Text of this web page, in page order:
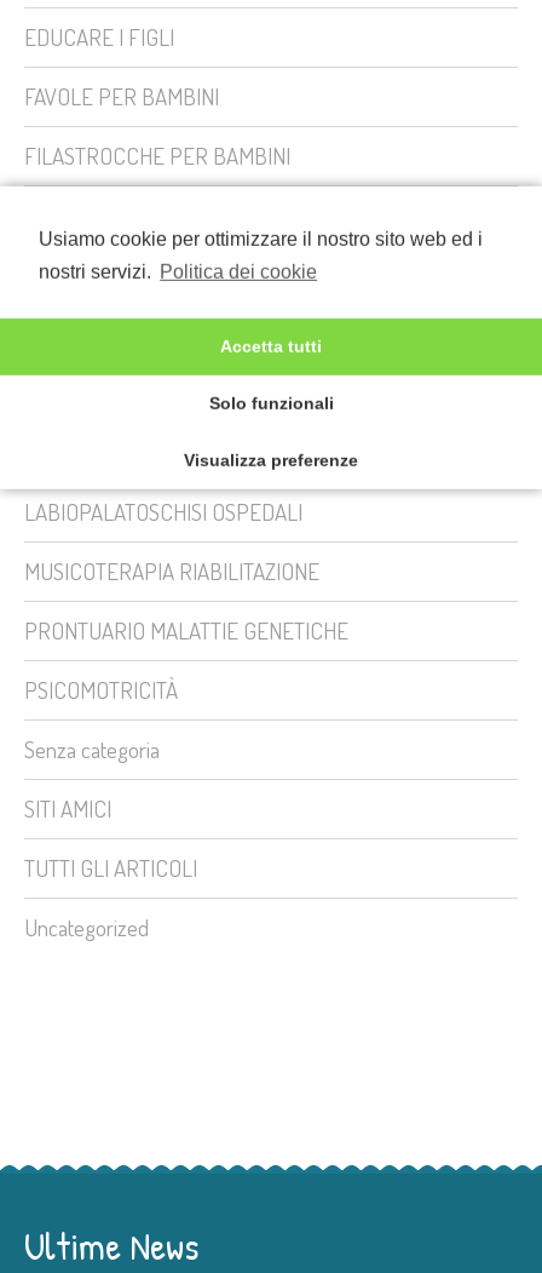
Usiamo cookie per ottimizzare il nostro sito web ed i
nostri servizi. Politica dei cookie
Accetta tutti
Solo funzionali
Visualizza preferenze
EDUCARE I FIGLI
FAVOLE PER BAMBINI
FILASTROCCHE PER BAMBINI
GENITORI PRIMI PASSI
La Banda di Casapunessa e il cane Grigio
LABIOPALATOSCHISI OSPEDALI
MUSICOTERAPIA RIABILITAZIONE
PRONTUARIO MALATTIE GENETICHE
PSICOMOTRICITÀ
Senza categoria
SITI AMICI
TUTTI GLI ARTICOLI
Uncategorized
Ultime News